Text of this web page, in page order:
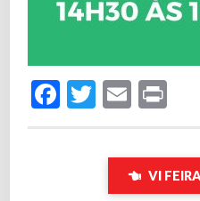
Facebook
Twitter
Email
VI